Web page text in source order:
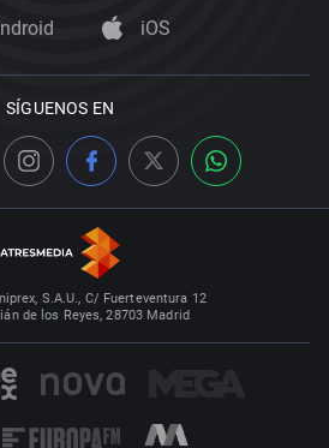
iOS
SÍGUENOS EN
S.A.U., C/ Fuerteventura 12
de los Reyes, 28703 Madrid